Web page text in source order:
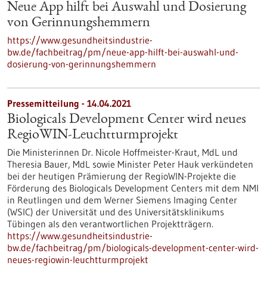
Neue App hilft bei Auswahl und Dosierung
von Gerinnungshemmern
https://www.gesundheitsindustrie-
bw.de/fachbeitrag/pm/neue-app-hilft-bei-auswahl-und-
dosierung-von-gerinnungshemmern
Pressemitteilung - 14.04.2021
Biologicals Development Center wird neues
RegioWIN-Leuchtturmprojekt
Die Ministerinnen Dr. Nicole Hoffmeister-Kraut, MdL und
Theresia Bauer, MdL sowie Minister Peter Hauk verkündeten
bei der heutigen Prämierung der RegioWIN-Projekte die
Förderung des Biologicals Development Centers mit dem NMI
in Reutlingen und dem Werner Siemens Imaging Center
(WSIC) der Universität und des Universitätsklinikums
Tübingen als den verantwortlichen Projektträgern.
https://www.gesundheitsindustrie-
bw.de/fachbeitrag/pm/biologicals-development-center-wird-
neues-regiowin-leuchtturmprojekt